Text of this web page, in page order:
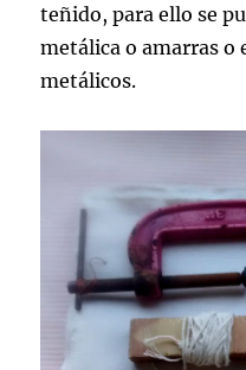
teñido, para ello se
metálica o amarras o
metálicos.